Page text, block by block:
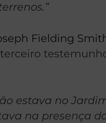
Fielding
estava no
na presença